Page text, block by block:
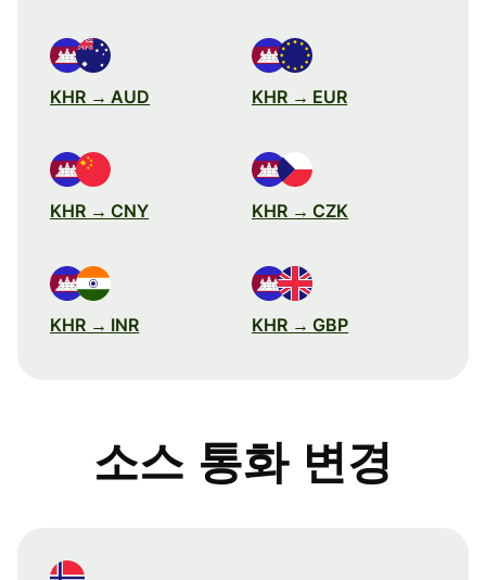
KHR → AUD KHR → EUR
KHR → CNY KHR → CZK
KHR → INR KHR → GBP
소스 통화 변경